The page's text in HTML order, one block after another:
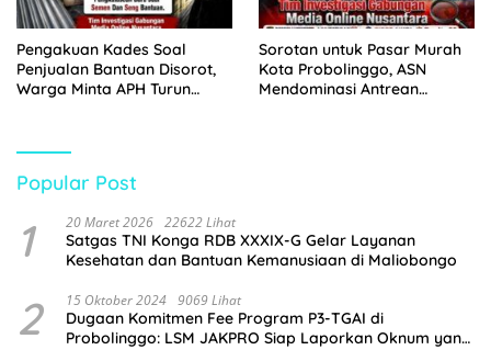
Pengakuan Kades Soal
Penjualan Bantuan Disorot,
Warga Minta APH Turun
Sorotan untuk Pasar Murah
Kota Probolinggo, ASN
Mendominasi Antrean
Popular Post
1 20 Maret 2026 22622 Lihat
Satgas TNI Konga RDB XXXIX-G Gelar Layanan
Kesehatan dan Bantuan Kemanusiaan di Maliobongo
2 15 Oktober 2024 9069 Lihat
Dugaan Komitmen Fee Program P3-TGAI di
Probolinggo: LSM JAKPRO Siap Laporkan Oknum yang